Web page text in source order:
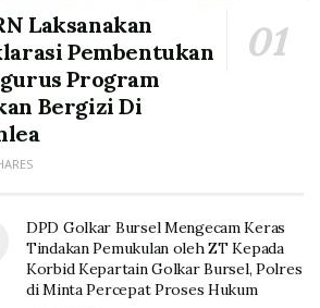
Laksanakan
Pembentukan
Program
Bergizi Di
DPD Golkar Bursel Mengecam Keras
Tindakan Pemukulan oleh ZT Kepada
Korbid Kepartain Golkar Bursel, Polres
di Minta Percepat Proses Hukum